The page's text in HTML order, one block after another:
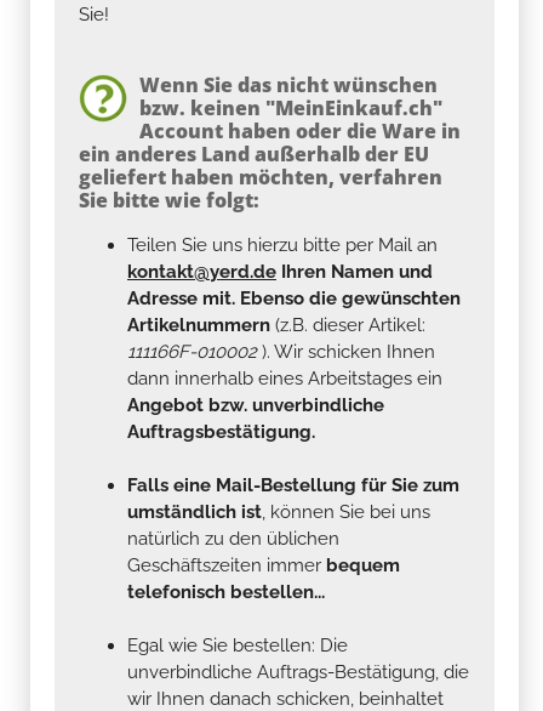
Sie!
Wenn Sie das nicht wünschen
bzw. keinen "MeinEinkauf.ch"
Account haben oder die Ware in
ein anderes Land außerhalb der EU
geliefert haben möchten, verfahren
Sie bitte wie folgt:
Teilen Sie uns hierzu bitte per Mail an
kontakt@yerd.de Ihren Namen und
Adresse mit. Ebenso die gewünschten
Artikelnummern (z.B. dieser Artikel:
111166F-010002). Wir schicken Ihnen
dann innerhalb eines Arbeitstages ein
Angebot bzw. unverbindliche
Auftragsbestätigung.
Falls eine Mail-Bestellung für Sie zum
umständlich ist, können Sie bei uns
natürlich zu den üblichen
Geschäftszeiten immer bequem
telefonisch bestellen...
Egal wie Sie bestellen: Die
unverbindliche Auftrags-Bestätigung, die
wir Ihnen danach schicken, beinhaltet